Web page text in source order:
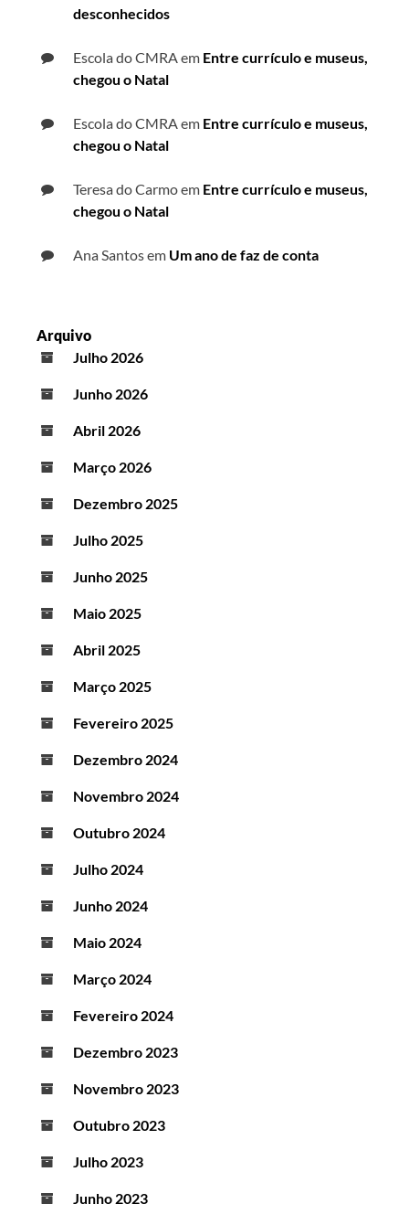
desconhecidos
Escola do CMRAem Entre currículo e museus,
chegou o Natal
Escola do CMRAem Entre currículo e museus,
chegou o Natal
Teresa do Carmoem Entre currículo e museus,
chegou o Natal
Ana Santosem Um ano de faz de conta
Arquivo
Julho 2026
Junho 2026
Abril 2026
Março 2026
Dezembro 2025
Julho 2025
Junho 2025
Maio 2025
Abril 2025
Março 2025
Fevereiro 2025
Dezembro 2024
Novembro 2024
Outubro 2024
Julho 2024
Junho 2024
Maio 2024
Março 2024
Fevereiro 2024
Dezembro 2023
Novembro 2023
Outubro 2023
Julho 2023
Junho 2023